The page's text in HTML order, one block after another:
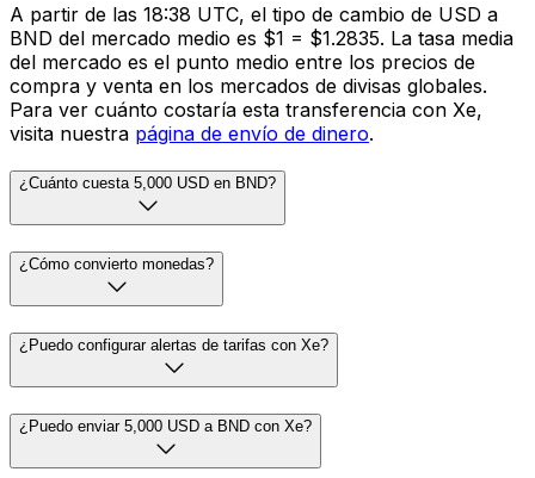
A partir de las 18:38 UTC, el tipo de cambio de USD a
BND del mercado medio es $1 = $1.2835. La tasa media
del mercado es el punto medio entre los precios de
compra y venta en los mercados de divisas globales.
Para ver cuánto costaría esta transferencia con Xe,
visita nuestra página de envío de dinero.
¿Cuánto cuesta 5,000 USD en BND?
¿Cómo convierto monedas?
¿Puedo configurar alertas de tarifas con Xe?
¿Puedo enviar 5,000 USD a BND con Xe?